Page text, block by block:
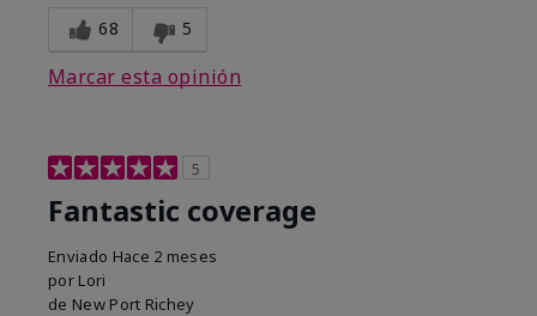
68 5
Marcar esta opinión
5
Fantastic coverage
Enviado Hace 2 meses
por Lori
de New Port Richey